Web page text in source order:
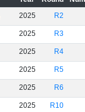
2025 R2
2025 R3
2025 R4
2025 R5
2025 R6
2025 R10